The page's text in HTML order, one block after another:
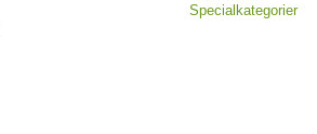
Specialkategorier